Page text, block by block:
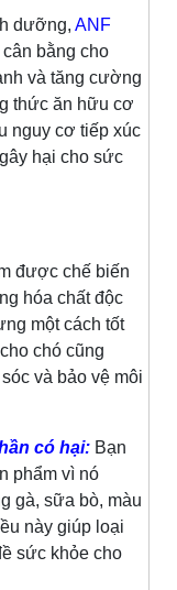
ANF
bằng cho
và tăng cường
thức ăn hữu cơ
nguy cơ tiếp xúc
hại cho sức
được chế biến
hóa chất độc
một cách tốt
chó cũng
và bảo vệ môi
có hại: Bạn
phẩm vì nó
gà, sữa bò, màu
này giúp loại
sức khỏe cho